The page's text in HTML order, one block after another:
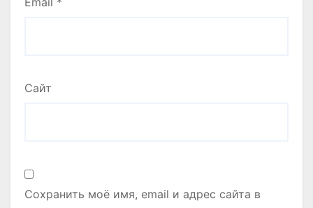
Сайт
Сохранить моё имя, email и адрес сайта в